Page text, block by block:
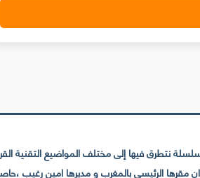
فيها إلى مختلف المواضيع التقنية